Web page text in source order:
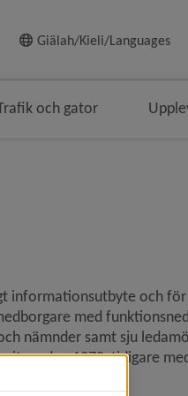
Giälah/Kieli/Languages
och gator
informationsutbyte och
med
nämnder samt sju
sedan 1972, tidigare